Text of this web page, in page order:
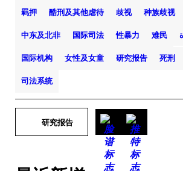
羁押 酷刑及其他虐待 歧视 种族歧视
中东及北非 国际司法 性暴力 难民
国际机构 女性及女童 研究报告 死刑
司法系统
研究报告